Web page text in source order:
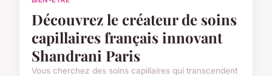
Découvrez le créateur de soins
capillaires français innovant
Shandrani Paris
Vous cherchez des soins capillaires qui transcendent